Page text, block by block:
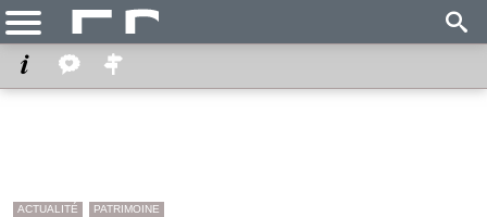
ACTUALITÉ PATRIMOINE